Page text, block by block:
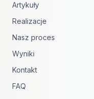
Artykuły
Realizacje
Nasz proces
Wyniki
Kontakt
FAQ